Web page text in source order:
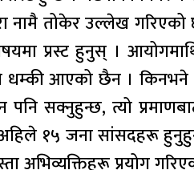
नामै तोकेर उल्लेख
प्रस्ट हुनुस् ।
धम्की आएको छैन ।
सक्नुहुन्छ, त्यो
१५ जना सांसदहरू